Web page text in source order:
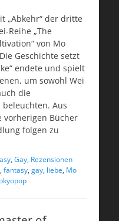
„Abkehr“ der dritte
Reihe „The
von Mo
Geschichte setzt
endete und spielt
um sowohl Wei
die
Aus
vorherigen Bücher
folgen zu
, Gay, Rezensionen
, fantasy, gay, liebe, Mo